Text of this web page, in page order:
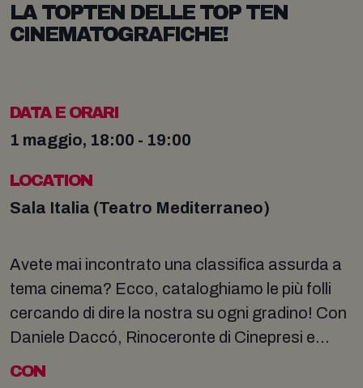
LA TOPTEN DELLE TOP TEN
CINEMATOGRAFICHE!
DATA E ORARI
1 maggio, 18:00 - 19:00
LOCATION
Sala Italia (Teatro Mediterraneo)
Avete mai incontrato una classifica assurda a
tema cinema? Ecco, cataloghiamo le più folli
cercando di dire la nostra su ogni gradino! Con
Daniele Daccó, Rinoceronte di Cinepresi e...
CON